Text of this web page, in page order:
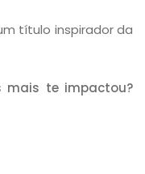
título inspirador da
mais te impactou?